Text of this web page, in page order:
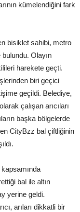
kümelendiğini fark
bisiklet sahibi, metro
Olayın
harekete geçti.
biri geçici
geçildi. Belediye,
çalışan arıcıları
başka bölgelerde
CityBzz bal çiftliğinin
bal ile altın
yerine geldi.
arıları dikkatli bir